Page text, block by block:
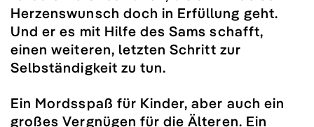
Herzenswunsch doch in Erfüllung geht.
Und er es mit Hilfe des Sams schafft,
einen weiteren, letzten Schritt zur
Selbständigkeit zu tun.
Ein Mordsspaß für Kinder, aber auch ein
großes Vergnügen für die Älteren. Ein